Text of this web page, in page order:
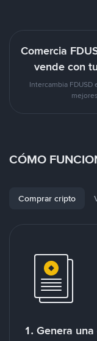
Comercia
vende con
Intercambia
CÓMO
Comprar cripto
1. Genera